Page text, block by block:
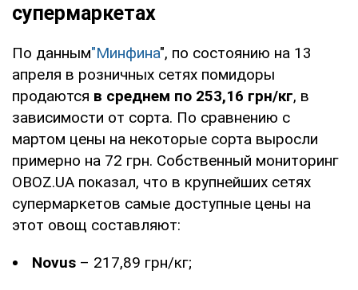
супермаркетах
По данным"Минфина", по состоянию на 13
апреля в розничных сетях помидоры
продаются в среднем по 253,16 грн/кг, в
зависимости от сорта. По сравнению с
мартом цены на некоторые сорта выросли
примерно на 72 грн. Собственный мониторинг
OBOZ.UA показал, что в крупнейших сетях
супермаркетов самые доступные цены на
этот овощ составляют:
Novus – 217,89 грн/кг;